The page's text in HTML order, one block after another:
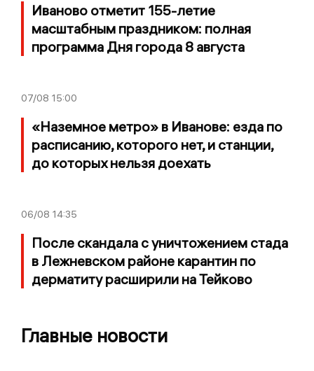
Иваново отметит 155-летие
масштабным праздником: полная
программа Дня города 8 августа
07/08 15:00
«Наземное метро» в Иванове: езда по
расписанию, которого нет, и станции,
до которых нельзя доехать
06/08 14:35
После скандала с уничтожением стада
в Лежневском районе карантин по
дерматиту расширили на Тейково
Главные новости